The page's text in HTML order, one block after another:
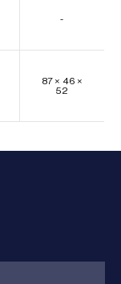
-
87 × 46 ×
52